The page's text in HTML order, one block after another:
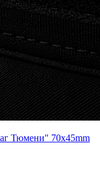
Тюмени" 70x45mm